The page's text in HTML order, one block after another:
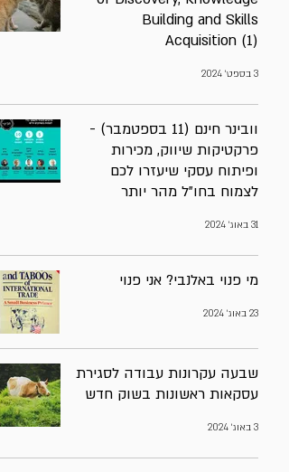
Building and Skills
Acquisition (1)
3 בספט׳ 2024
וובינר חינם (11 בספטמבר) -
פרקטיקות שיווק, מכירות
ופיתוח עסקי שיעזרו לכם
לצמוח בחו"ל מהר יותר
31 באוג׳ 2024
מי פנוי באלנבי? אני פנוי
23 באוג׳ 2024
שבעה עקרונות עבודה לסגירת
עסקאות ראשונות בשוק חדש
3 באוג׳ 2024